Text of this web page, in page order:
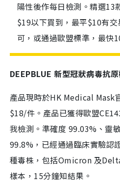
陽性後作每日檢測。精選13
$19以下買到，最平$10有
可，或通過歐盟標準，最快
DEEPBLUE 新型冠狀病毒抗
產品現時於HK Medical Mask
$18/件。產品已獲得歐盟
我檢測。準確度 99.03%、靈
99.8%，已經通過臨床實驗認
種毒株，包括Omicron 及
樣本，15分鐘知結果。